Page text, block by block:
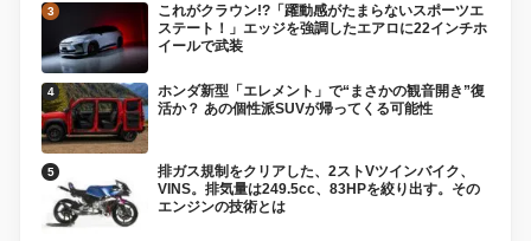
これがクラウン!?「躍動感がたまらないスポーツエ
ステート！」エッジを強調したエアロに22インチホ
イールで武装
ホンダ新型「エレメント」で“まさかの観音開き”復
活か？ あの個性派SUVが帰ってくる可能性
排ガス規制をクリアした、2ストVツインバイク、
VINS。排気量は249.5cc、83HPを絞り出す。その
エンジンの技術とは